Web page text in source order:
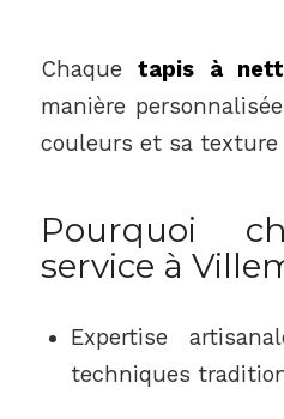
Chaquetapis à
manière
couleurs et sa texture
Pourquoi
service à
Expertise
techniques